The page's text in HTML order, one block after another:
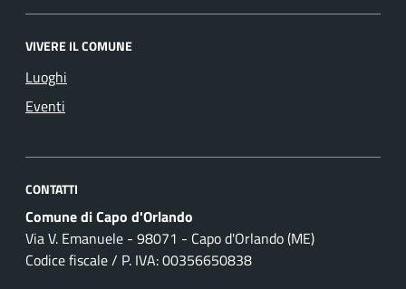
VIVERE IL COMUNE
Luoghi
Eventi
CONTATTI
Comune di Capo d'Orlando
Via V. Emanuele - 98071 - Capo d'Orlando (ME)
Codice fiscale / P. IVA: 00356650838